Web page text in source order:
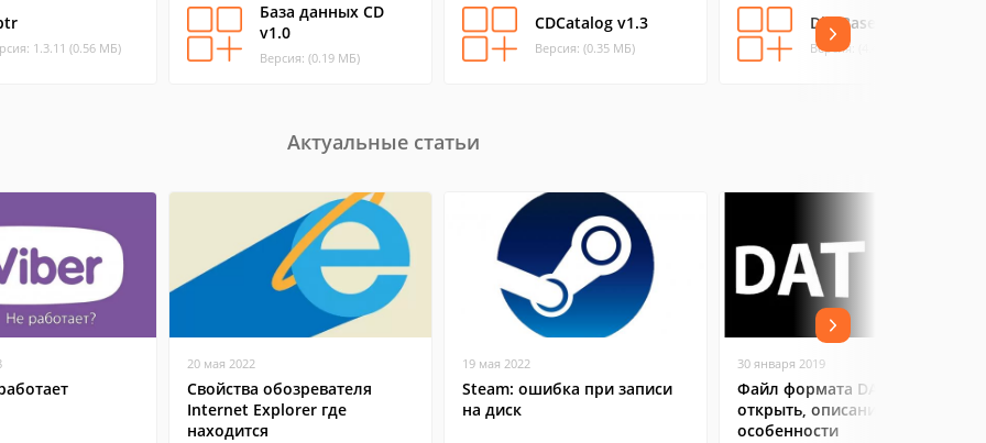
1.3.11 (0.56 МБ)
База данных CD
v1.0
Версия: (0.19 МБ)
CDCatalog v1.3
Версия: (0.35 МБ)
DiscBase v1.3
Версия: (4.47 МБ)
Актуальные статьи
20 мая 2022
Свойства обозревателя
Internet Explorer где
находится
19 мая 2022
Steam: ошибка при записи
на диск
30 января 2019
Файл формата DAT: чем
открыть, описание,
особенности